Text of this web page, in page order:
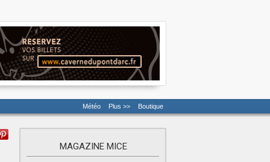
Météo Plus >> Boutique
MAGAZINE MICE